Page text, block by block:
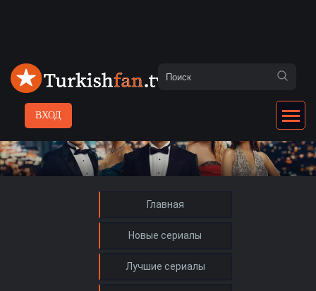
ВХОД
Главная
Новые сериалы
Лучшие сериалы